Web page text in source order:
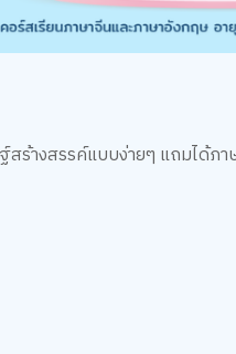
ร้างสรรค์แบบง่ายๆ แถมได้ภา